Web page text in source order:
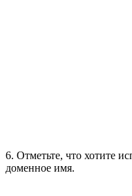
6. Отметьте, что хотите
доменное имя.